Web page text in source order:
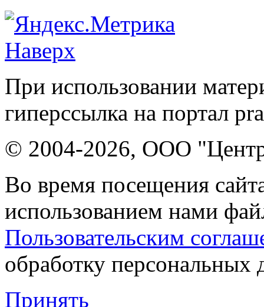
Наверх
При использовании
гиперссылка на портал
© 2004-2026, ООО "Центр
Во время посещения
использованием нами
Пользовательским
обработку персональных
Принять